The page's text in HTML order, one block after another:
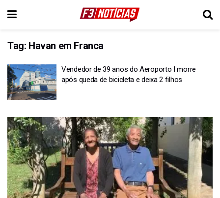
Tag: Havan em Franca
Vendedor de 39 anos do Aeroporto I morre
após queda de bicicleta e deixa 2 filhos